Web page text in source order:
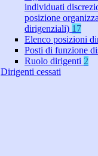
individuati
posizione
dirigenziali) 17
Elenco posizioni
Posti di funzione
Ruolo dirigenti 2
Dirigenti cessati